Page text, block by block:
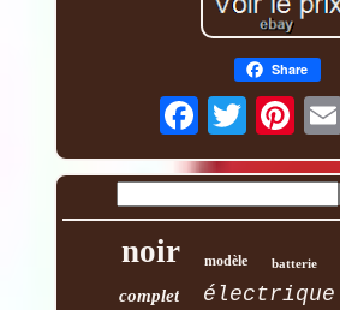
Share
noir modèle batterie
complet électrique